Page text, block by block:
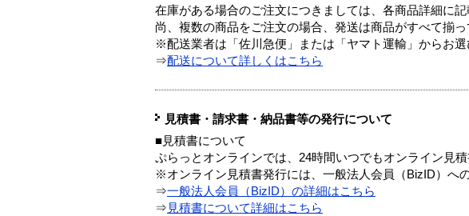
在庫がある場合のご注文につきましては、各商品詳細に
尚、複数の商品をご注文の場合、発送は商品がすべて揃っ
※配送業者は「佐川急便」または「ヤマト運輸」からお
⇒配送について詳しくはこちら
見積書・請求書・納品書等の発行について
■見積書について
ぷらっとオンラインでは、24時間いつでもオンライン見
※オンライン見積書発行には、一般法人会員（BizID）へ
⇒一般法人会員（BizID）の詳細はこちら
⇒ 見積書について詳細はこちら